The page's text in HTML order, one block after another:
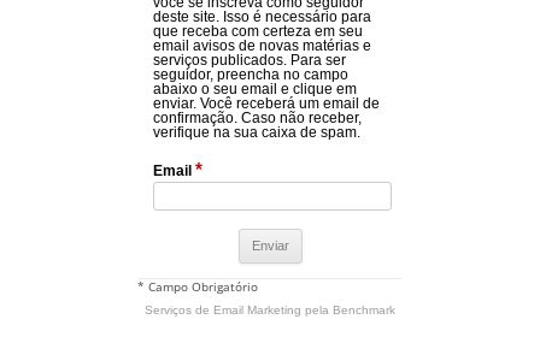
deste site. Isso é necessário para
que receba com certeza em seu
email avisos de novas matérias e
serviços publicados. Para ser
seguidor, preencha no campo
abaixo o seu email e clique em
enviar. Você receberá um email de
confirmação. Caso não receber,
verifique na sua caixa de spam.
Email *
* Campo Obrigatório
Serviços de Email Marketing pela Benchmark